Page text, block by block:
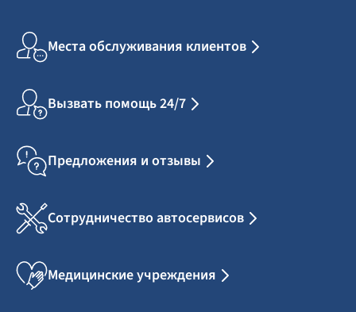
Места обслуживания клиентов
Вызвать помощь 24/7
Предложения и отзывы
Сотрудничество автосервисов
Медицинские учреждения